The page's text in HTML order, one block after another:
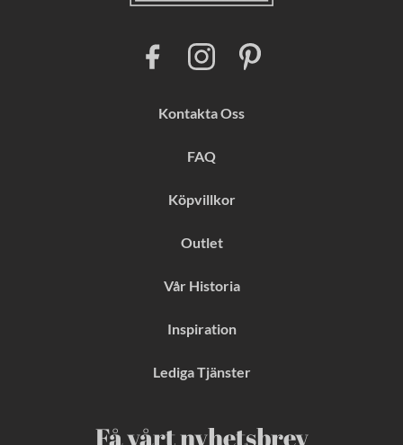
Kontakta Oss
FAQ
Köpvillkor
Outlet
Vår Historia
Inspiration
Lediga Tjänster
Få vårt nyhetsbrev
b
o
I
n
g
a
m